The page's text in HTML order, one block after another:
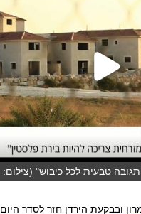
טבעית לכל כיבוש" (צילום:
ובבקעת הירדן חזר לסדר היום